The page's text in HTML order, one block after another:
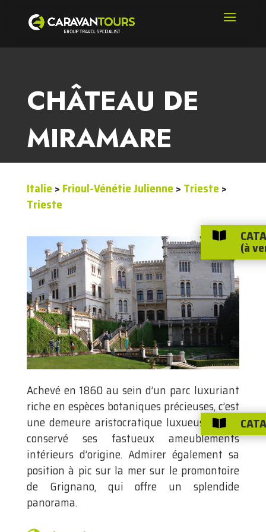
CHÂTEAU DE
MIRAMARE
Italie > Frioul-Vénétie Julienne > Trieste >
Trieste
Achevé en 1860 au sein d’un parc luxuriant
riche en espèces botaniques précieuses, c’est
une demeure aristocratique luxueuse qui a
conservé ses fastueux ameublements
intérieurs d’origine. Admirer également sa
position à pic sur la mer sur le promontoire
de Grignano, qui offre un splendide
panorama.

(à
